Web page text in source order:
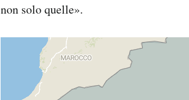
non solo quelle».